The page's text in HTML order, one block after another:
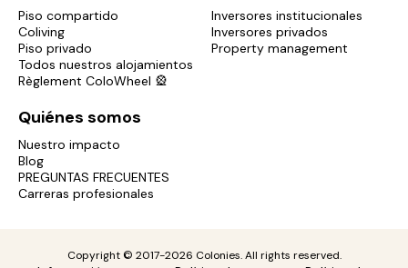
Piso compartido
Coliving
Piso privado
Todos nuestros alojamientos
Règlement ColoWheel 🎡
Inversores institucionales
Inversores privados
Property management
Quiénes somos
Nuestro impacto
Blog
PREGUNTAS FRECUENTES
Carreras profesionales
Copyright © 2017-2026 Colonies. All rights reserved.